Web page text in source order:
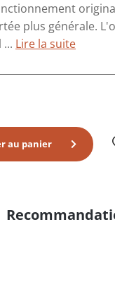
plus générale.
Lire la suite
au panier